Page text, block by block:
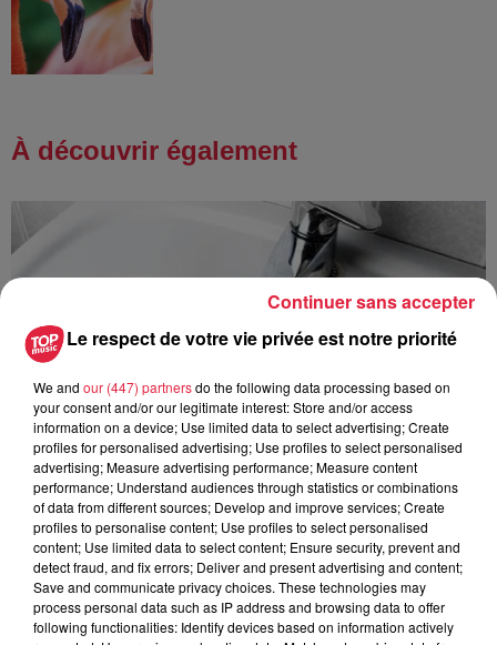
À découvrir également
À Hoerdt, de l’eau brune sort des robinets
Depuis plusieurs jours, des habitants de Hoerdt ont vu de
l’eau brune s’écouler de leurs robinets. Face aux
Le respect de votre vie privée est notre priorité
We and our (447) partnersdo the following data processing based on
your consent and/or our legitimate interest: Store and/or access
information on a device; Use limited data to select advertising; Create
profiles for personalised advertising; Use profiles to select personalised
advertising; Measure advertising performance; Measure content
performance; Understand audiences through statistics or combinations
of data from different sources; Develop and improve services; Create
profiles to personalise content; Use profiles to select personalised
content; Use limited data to select content; Ensure security, prevent and
detect fraud, and fix errors; Deliver and present advertising and content;
Save and communicate privacy choices. These technologies may
process personal data such as IP address and browsing data to offer
following functionalities: Identify devices based on information actively
Continuer sans accepter